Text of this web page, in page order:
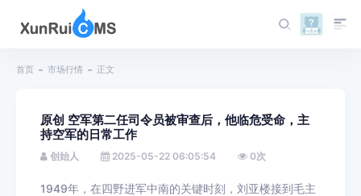
首页 市场行情 正文
原创 空军第二任司令员被审查后，他临危受命，主
持空军的日常工作
创始人 2025-05-22 06:05:54 0次
1949年，在四野进军中南的关键时刻，刘亚楼接到毛主